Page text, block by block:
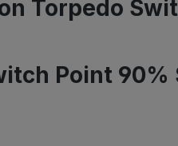
Torpedo
Point